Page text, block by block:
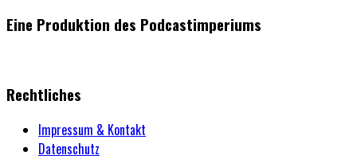
Eine Produktion des Podcastimperiums
Rechtliches
Impressum & Kontakt
Datenschutz